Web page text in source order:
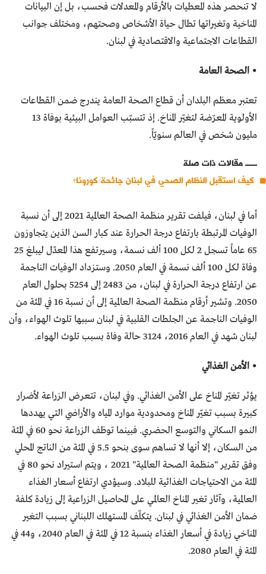
لا تنحصر هذه المعطيات بالأرقام والمعدلات فحسب، بل إن البيانات
المناخية وتغيراتها تطال حياة الأشخاص وصحتهم، ومختلف جوانب
القطاعات الاجتماعية والاقتصادية في لبنان.
• الصحة العامة
تعتبر معظم البلدان أن قطاع الصحة العامة يندرج ضمن القطاعات
الأولوية المعرّضة لتغيّر المناخ. إذ تتسبّب العوامل البيئية بوفاة 13
مليون شخص في العالم سنويّاً.
مقالات ذات صلة
كيف استقبل النظام الصحي في لبنان جائحة كورونا؟
أما في لبنان، فيلفت تقرير منظمة الصحة العالمية 2021 إلى أن نسبة
الوفيات المرتبطة بارتفاع درجة الحرارة عند كبار السن الذين يتجاوزون
65 عاماً تسجل 2 لكل 100 ألف نسمة، وسيرتفع هذا المعدّل ليبلغ 25
وفاة لكل 100 ألف نسمة في العام 2050. وستزداد الوفيات الناجمة
عن ارتفاع درجة الحرارة في لبنان، من 2483 إلى 5254 بحلول العام
2050. وتشير أرقام منظمة الصحة العالمية إلى أن نسبة 16 في المئة من
الوفيات الناجمة عن الجلطات القلبية في لبنان سببها تلوث الهواء، وأن
لبنان شهد في العام 2016، 3124 حالة وفاة بسبب تلوث الهواء.
• الأمن الغذائي
يؤثر تغيّر المناخ على الأمن الغذائي. وفي لبنان، تتعرض الزراعة لأضرار
كبيرة بسبب تغيّر المناخ ومحدودية موارد المياه والأراضي التي يهددها
النمو السكاني والتوسع الحضري. فبينما توظف الزراعة نحو 60 في المئة
من السكان، إلا أنها لا تساهم سوى بنحو 5.5 في المئة من الناتج المحلي
وفق تقرير "منظمة الصحة العالمية" 2021 ، ويتم استيراد نحو 80 في
المئة من الاحتياجات الغذائية للبلاد. وسيؤدي ارتفاع أسعار الغذاء
العالمية، وآثار تغير المناخ العالمي على المحاصيل الزراعية إلى زيادة كلفة
ضمان الأمن الغذائي في لبنان. يتكلّف المستهلك اللبناني بسبب التغير
المناخي زيادة في أسعار الغذاء بنسبة 12 في المئة في العام 2040، و44 في
المئة في العام 2080.